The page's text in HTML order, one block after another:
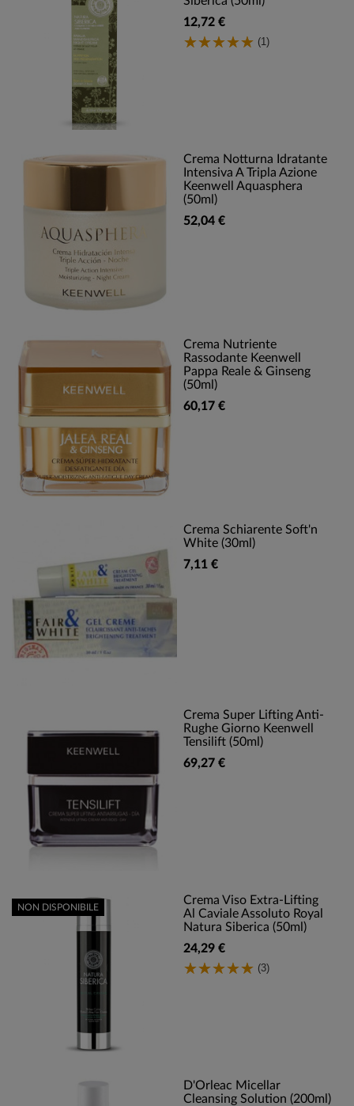
12,72 €
(1)
Crema Notturna Idratante
Intensiva A Tripla Azione
Keenwell Aquasphera
(50ml)
52,04 €
Crema Nutriente
Rassodante Keenwell
Pappa Reale & Ginseng
(50ml)
60,17 €
Crema Schiarente Soft'n
White (30ml)
7,11 €
Crema Super Lifting Anti-
Rughe Giorno Keenwell
Tensilift (50ml)
69,27 €
Crema Viso Extra-Lifting
Al Caviale Assoluto Royal
Natura Siberica (50ml)
24,29 €
(3)
NON DISPONIBILE
D'Orleac Micellar
Cleansing Solution (200ml)